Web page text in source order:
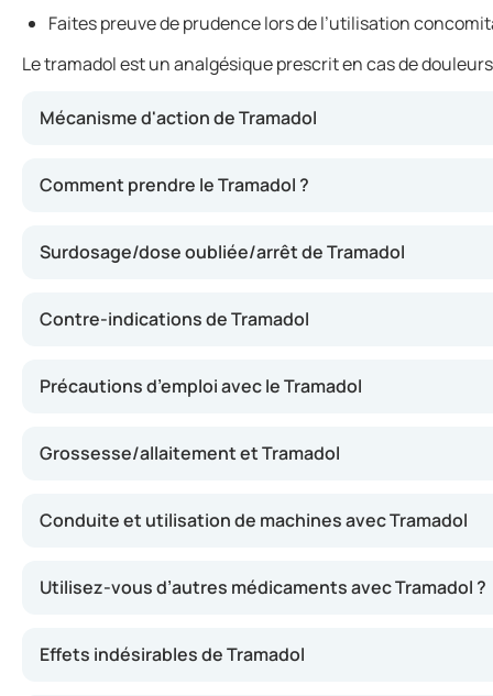
Faites preuve de prudence lors de l’utilisation
Le tramadol est un analgésique prescrit en cas de
Mécanisme d'action de Tramadol
Comment prendre le Tramadol ?
Surdosage/dose oubliée/arrêt de Tramadol
Contre-indications de Tramadol
Précautions d’emploi avec le Tramadol
Grossesse/allaitement et Tramadol
Conduite et utilisation de machines avec Tramadol
Utilisez-vous d’autres médicaments avec Tramadol ?
Effets indésirables de Tramadol